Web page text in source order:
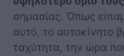
σημασίας. Όπως
αυτό, το αυτοκίνητο
ταχύτητα, την ώρα